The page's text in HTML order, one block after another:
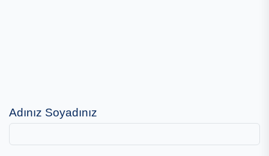
Adınız Soyadınız